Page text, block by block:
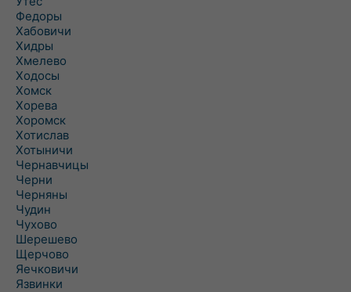
Федоры
Хабовичи
Хидры
Хмелево
Ходосы
Хомск
Хорева
Хоромск
Хотислав
Хотыничи
Чернавчицы
Черни
Черняны
Чудин
Чухово
Шерешево
Щерчово
Яечковичи
Язвинки